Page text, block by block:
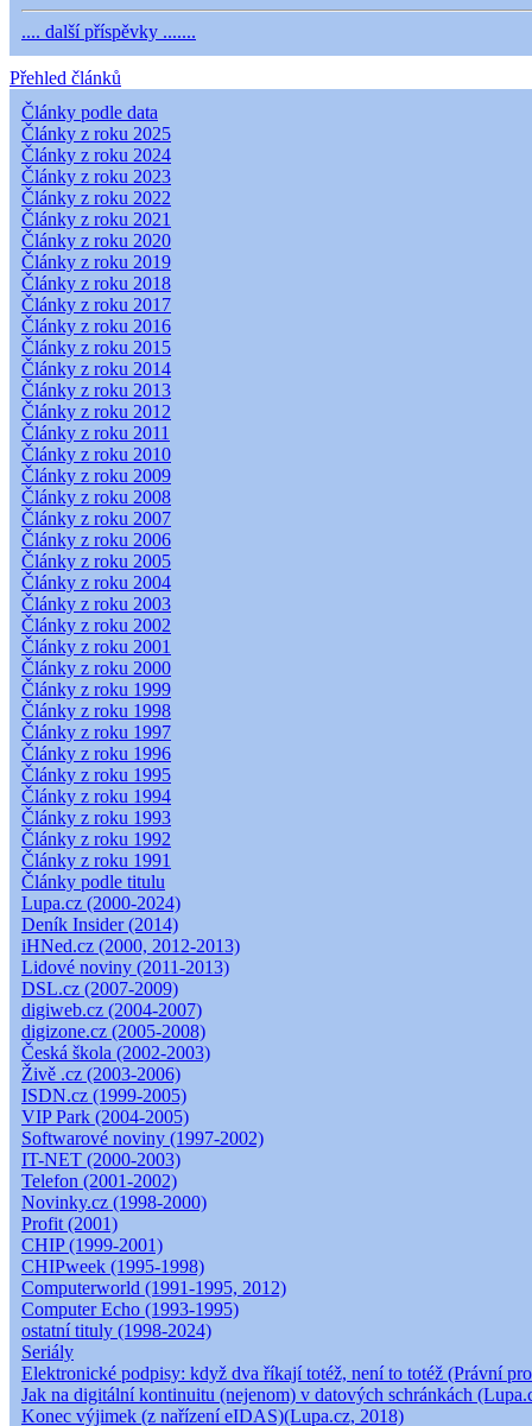
.... další příspěvky .......
Přehled článků
Články podle data
Články z roku 2025
Články z roku 2024
Články z roku 2023
Články z roku 2022
Články z roku 2021
Články z roku 2020
Články z roku 2019
Články z roku 2018
Články z roku 2017
Články z roku 2016
Články z roku 2015
Články z roku 2014
Články z roku 2013
Články z roku 2012
Články z roku 2011
Články z roku 2010
Články z roku 2009
Články z roku 2008
Články z roku 2007
Články z roku 2006
Články z roku 2005
Články z roku 2004
Články z roku 2003
Články z roku 2002
Články z roku 2001
Články z roku 2000
Články z roku 1999
Články z roku 1998
Články z roku 1997
Články z roku 1996
Články z roku 1995
Články z roku 1994
Články z roku 1993
Články z roku 1992
Články z roku 1991
Články podle titulu
Lupa.cz (2000-2024)
Deník Insider (2014)
iHNed.cz (2000, 2012-2013)
Lidové noviny (2011-2013)
DSL.cz (2007-2009)
digiweb.cz (2004-2007)
digizone.cz (2005-2008)
Česká škola (2002-2003)
Živě .cz (2003-2006)
ISDN.cz (1999-2005)
VIP Park (2004-2005)
Softwarové noviny (1997-2002)
IT-NET (2000-2003)
Telefon (2001-2002)
Novinky.cz (1998-2000)
Profit (2001)
CHIP (1999-2001)
CHIPweek (1995-1998)
Computerworld (1991-1995, 2012)
Computer Echo (1993-1995)
ostatní tituly (1998-2024)
Seriály
Elektronické podpisy: když dva říkají totéž, není to totéž (Právní
Jak na digitální kontinuitu (nejenom) v datových schránkách
Konec výjimek (z nařízení eIDAS)(Lupa.cz, 2018)